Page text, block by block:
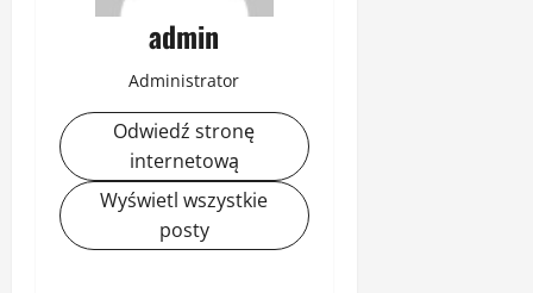
admin
Administrator
Odwiedź stronę
internetową
Wyświetl wszystkie
posty